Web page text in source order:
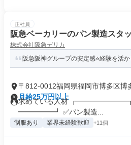
正社員
阪急ベーカリーのパン製造スタ
株式会社阪急デリカ
阪急阪神グループの安定感⭐経験を活
〒812-0012福岡県福岡市博多区博
街
月給25万円以上
求めている人材
━━━━━┛ ✅パン製造...
制服あり 業界未経験歓迎 +11個